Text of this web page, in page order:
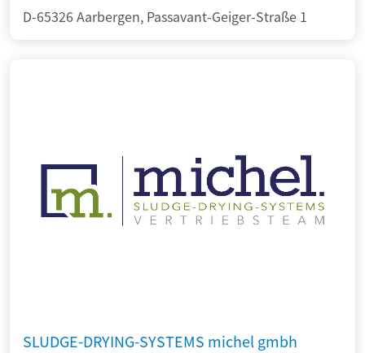
D-65326 Aarbergen, Passavant-Geiger-Straße 1
SLUDGE-DRYING-SYSTEMS michel gmbh